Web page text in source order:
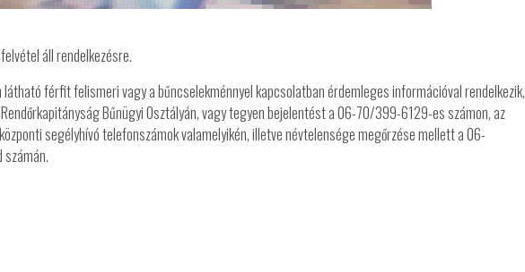
áll rendelkezésre.
látható férfit felismeri vagy a bűncselekménnyel kapcsolatban érdemleges információval rendelkezik,
Bűnügyi Osztályán, vagy tegyen bejelentést a 06-70/399-6129-es számon, az
segélyhívó telefonszámok valamelyikén, illetve névtelensége megőrzése mellett a 06-
számán.